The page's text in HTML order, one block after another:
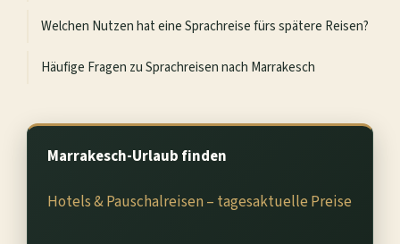
Marrakesch-Urlaub finden
Hotels & Pauschalreisen – tagesaktuelle Preise
Welchen Nutzen hat eine Sprachreise fürs spätere Reisen?
Häufige Fragen zu Sprachreisen nach Marrakesch